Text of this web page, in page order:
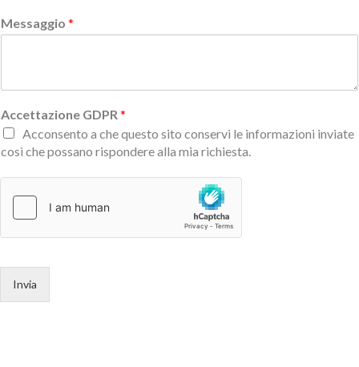
Messaggio *
Accettazione GDPR *
Acconsento a che questo sito conservi le informazioni inviate
così che possano rispondere alla mia richiesta.
Invia